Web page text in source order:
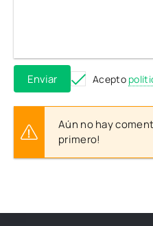
Enviar Acepto
Aún no hay
primero!